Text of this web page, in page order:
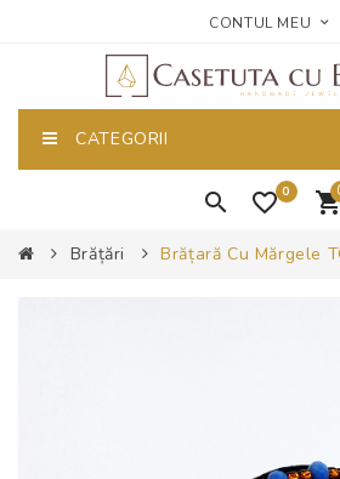
CONTUL MEU
CATEGORII
0
Brățări Brățară Cu Mărgele